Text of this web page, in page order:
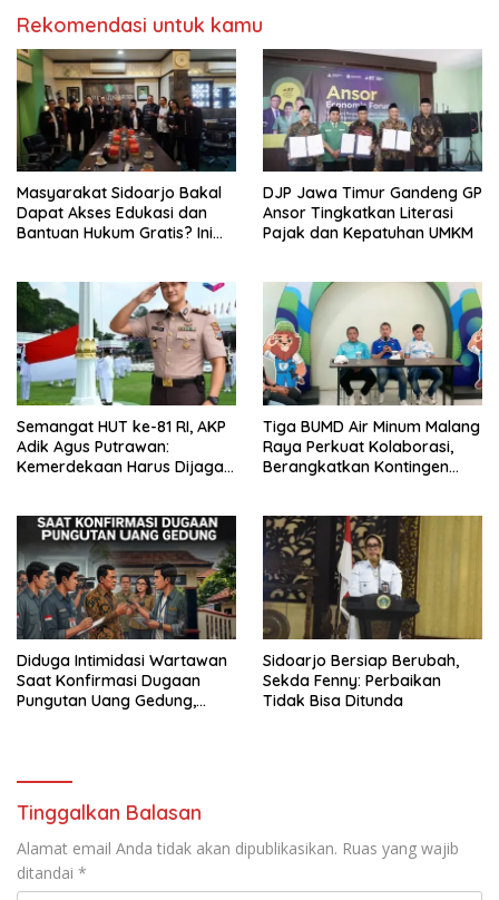
Rekomendasi untuk kamu
Masyarakat Sidoarjo Bakal
Dapat Akses Edukasi dan
Bantuan Hukum Gratis? Ini
DJP Jawa Timur Gandeng GP
Ansor Tingkatkan Literasi
Pajak dan Kepatuhan UMKM
Semangat HUT ke-81 RI, AKP
Adik Agus Putrawan:
Kemerdekaan Harus Dijaga
Tiga BUMD Air Minum Malang
Raya Perkuat Kolaborasi,
Berangkatkan Kontingen
Diduga Intimidasi Wartawan
Saat Konfirmasi Dugaan
Pungutan Uang Gedung,
Sidoarjo Bersiap Berubah,
Sekda Fenny: Perbaikan
Tidak Bisa Ditunda
Tinggalkan Balasan
Alamat email Anda tidak akan dipublikasikan. Ruas yang wajib
ditandai *